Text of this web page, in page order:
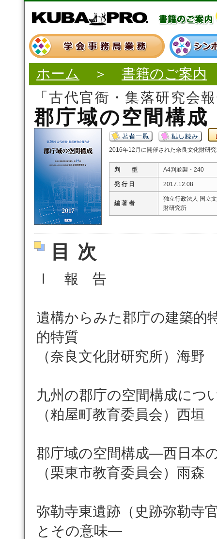
ホーム ＞ 書籍のご案内
「古代官衙・集落研究会
郡庁域の空間構成
2016年12月に開催された奈良文化財研
判 型 A4判並製・240
発 行 日 2017.12.08
編 著 者
独立行政法人 国立
財研究所
目次
Ⅰ 報 告
遺構からみた郡庁の建築的
的特質
（奈良文化財研究所）海
九州の郡庁の空間構成につ
（粕屋町教育委員会）西
郡庁域の空間構成―西日本
（栗東市教育委員会）雨
弥勒寺東遺跡（史跡弥勒寺
とその意味―